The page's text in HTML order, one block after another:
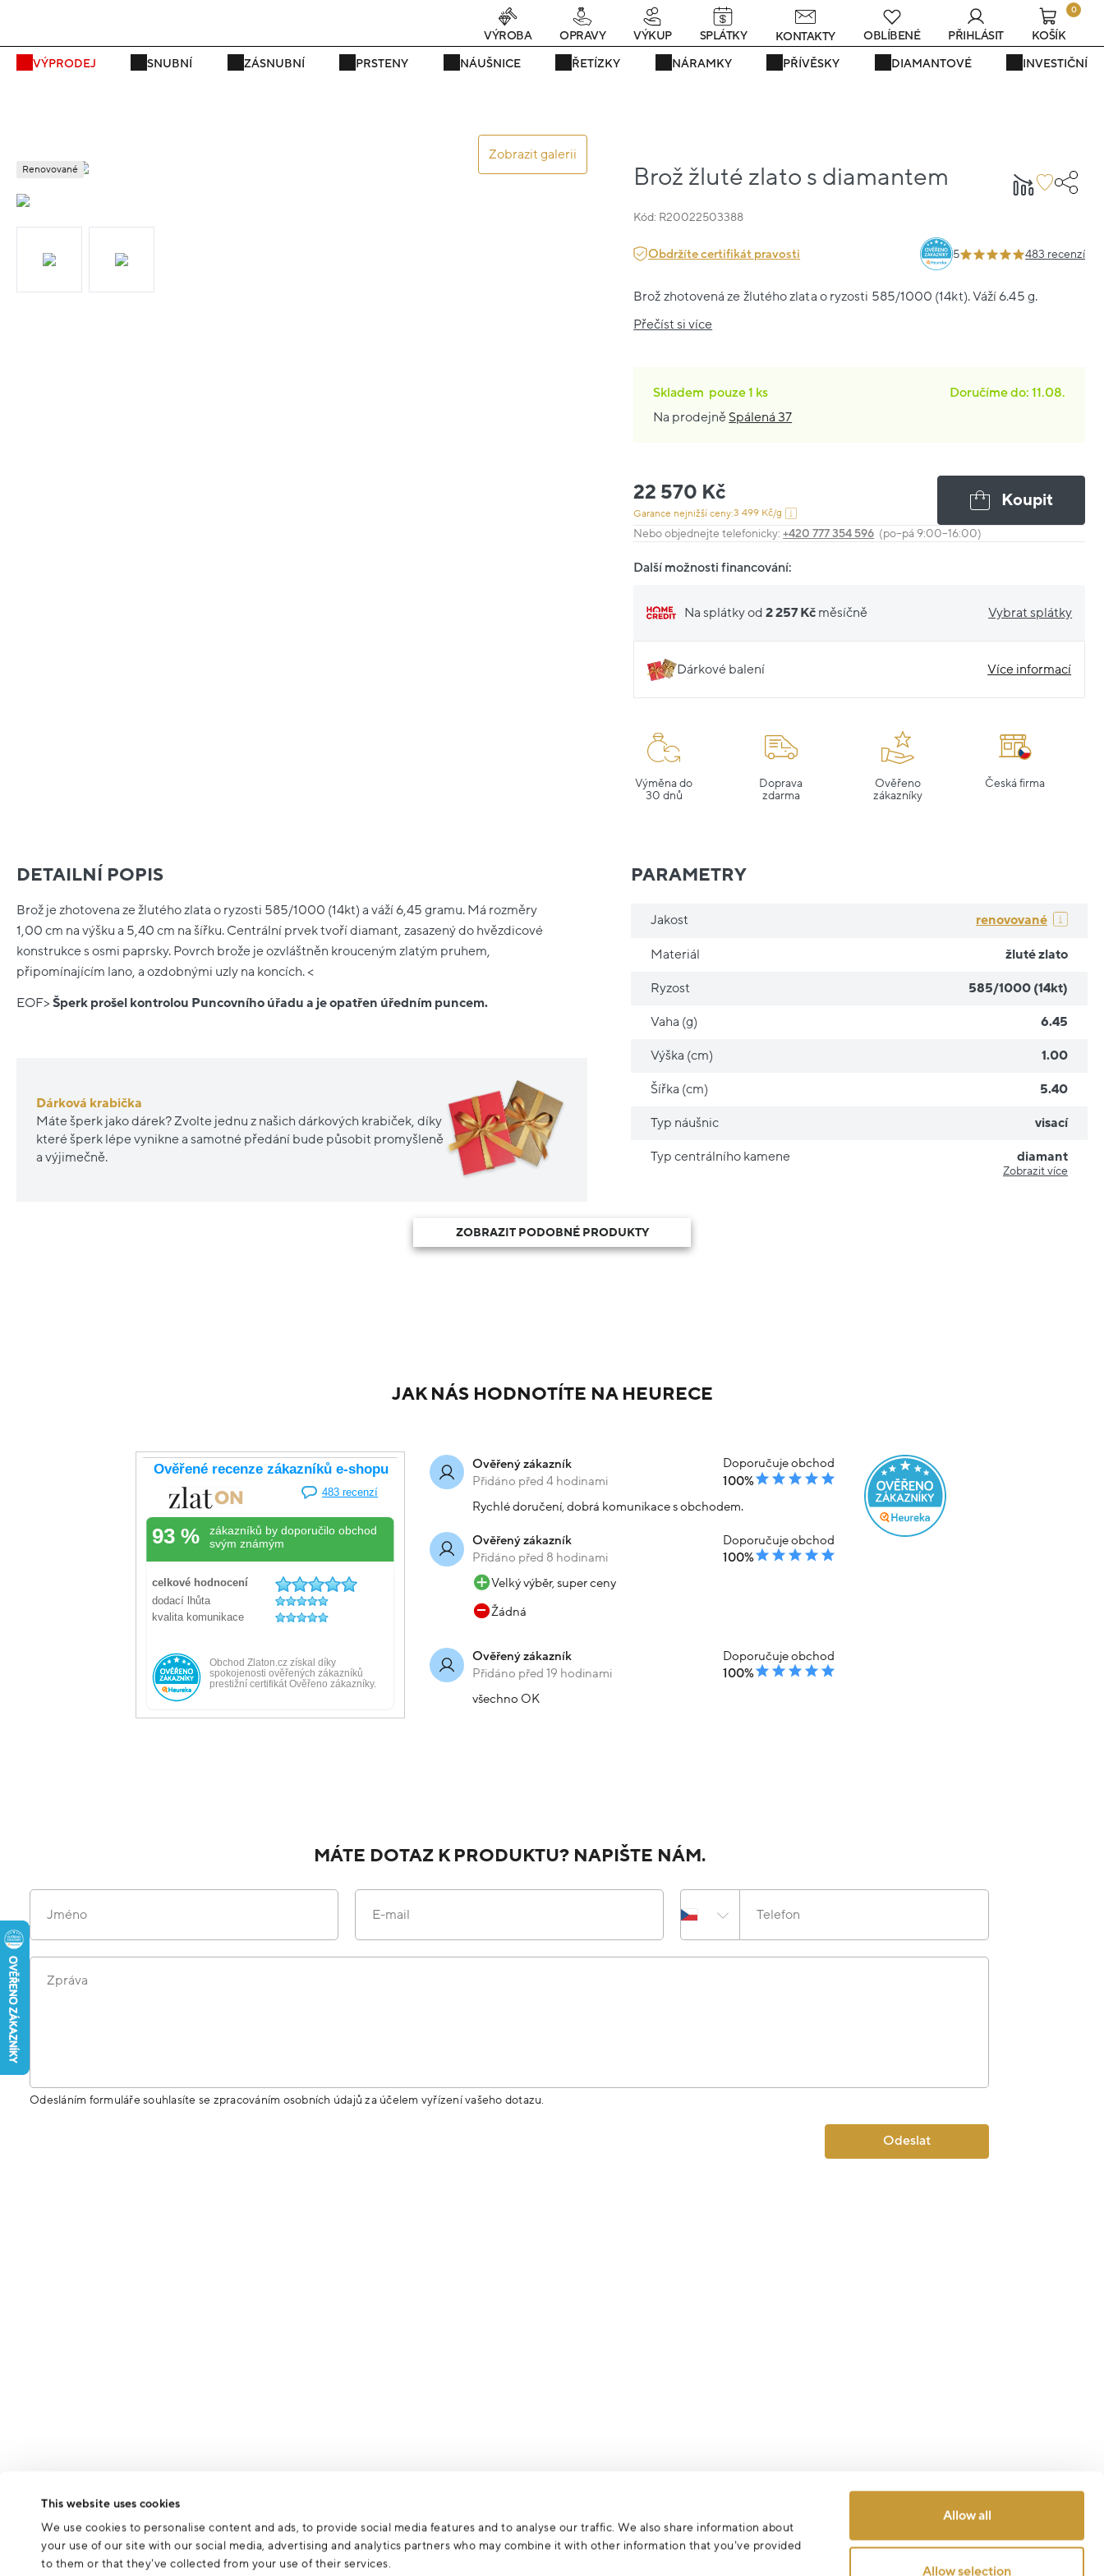
This website uses cookies
We use cookies to personalise content and ads, to provide social media features and to analyse our traffic. We also share information about
your use of our site with our social media, advertising and analytics partners who may combine it with other information that you’ve provided
to them or that they’ve collected from your use of their services.
Allow all
Allow selection
Právě teď! - 20 % na vše! Kód: SRPEN20 24 dní : 10h : 09m : 26s
VÝPRODEJ SNUBNÍ ZÁSNUBNÍ PRSTENY NÁUŠNICE ŘETÍZKY NÁRAMKY PŘÍVĚSKY DIAMANTOVÉ INVESTIČNÍ
VÝROBA OPRAVY VÝKUP SPLÁTKY KONTAKTY OBLÍBENÉ PŘIHLÁSIT
0
KOŠÍK
Zobrazit galerii
Brož žluté zlato s diamantem
Kód: R20022503388
Renovované
Obdržíte certifikát pravosti 5 483 recenzí
Brož zhotovená ze žlutého zlata o ryzosti 585/1000 (14kt). Váží 6.45 g.
Přečíst si více
Skladem pouze1 ks
Doručíme do: 11.08.
Na prodejně Spálená 37
22 570 Kč
Garance nejnižší ceny:3 499 Kč/g
Koupit
Nebo objednejte telefonicky:+420 777 354 596 (po–pá 9:00–16:00)
Další možnosti financování:
Na splátky od2 257 Kč měsíčně Vybrat splátky
Dárkové balení Více informací
Výměna do
30 dnů
Doprava
zdarma
Ověřeno
zákazníky
Česká firma
DETAILNÍ POPIS
Brož je zhotovena ze žlutého zlata o ryzosti 585/1000 (14kt) a váží 6,45 gramu. Má rozměry
1,00 cm na výšku a 5,40 cm na šířku. Centrální prvek tvoří diamant, zasazený do hvězdicové
konstrukce s osmi paprsky. Povrch brože je ozvláštněn krouceným zlatým pruhem,
připomínajícím lano, a ozdobnými uzly na koncích. <
EOF> Šperk prošel kontrolou Puncovního úřadu a je opatřen úředním puncem.
Dárková krabička
Máte šperk jako dárek? Zvolte jednu z našich dárkových krabiček, díky
které šperk lépe vynikne a samotné předání bude působit promyšleně
a výjimečně.
PARAMETRY
Jakost renovované
Materiál žluté zlato
Ryzost 585/1000 (14kt)
Vaha (g) 6.45
Výška (cm) 1.00
Šířka (cm) 5.40
Typ náušnic visací
Typ centrálního kamene diamant
Zobrazit více
ZOBRAZIT PODOBNÉ PRODUKTY
JAK NÁS HODNOTÍTE NA HEURECE
Ověřený zákazník
Přidáno před 4 hodinami
Doporučuje obchod
100%
Rychlé doručení, dobrá komunikace s obchodem.
Ověřený zákazník
Přidáno před 8 hodinami
Doporučuje obchod
100%
Velký výběr, super ceny
Žádná
Ověřený zákazník
Přidáno před 19 hodinami
Doporučuje obchod
100%
všechno OK
MÁTE DOTAZ K PRODUKTU? NAPIŠTE NÁM.
Jméno E-mail Telefon
Zpráva
Odesláním formuláře souhlasíte se zpracováním osobních údajů za účelem vyřízení vašeho dotazu.
Odeslat